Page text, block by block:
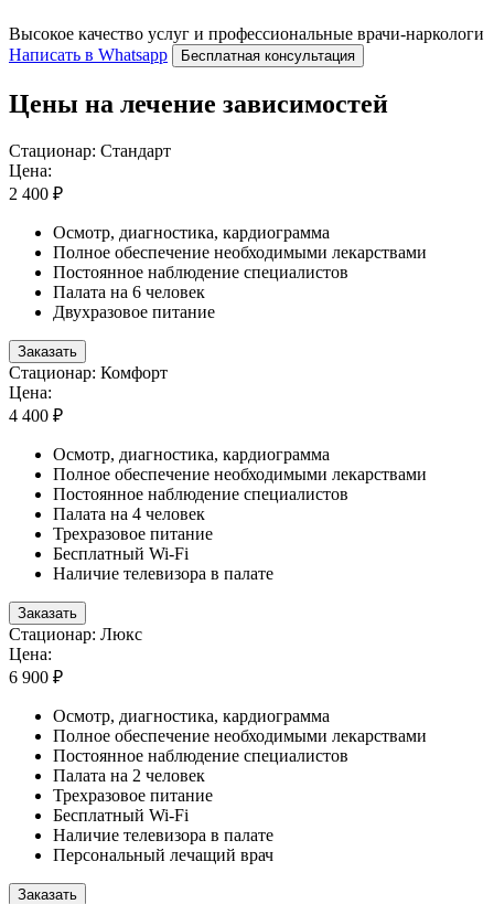
Высокое качество услуг и профессиональные врачи-наркологи
Написать в Whatsapp
Бесплатная консультация
Цены на лечение зависимостей
Стационар: Стандарт
Цена:
2 400 ₽
Осмотр, диагностика, кардиограмма
Полное обеспечение необходимыми лекарствами
Постоянное наблюдение специалистов
Палата на 6 человек
Двухразовое питание
Заказать
Стационар: Комфорт
Цена:
4 400 ₽
Осмотр, диагностика, кардиограмма
Полное обеспечение необходимыми лекарствами
Постоянное наблюдение специалистов
Палата на 4 человек
Трехразовое питание
Бесплатный Wi-Fi
Наличие телевизора в палате
Заказать
Стационар: Люкс
Цена:
6 900 ₽
Осмотр, диагностика, кардиограмма
Полное обеспечение необходимыми лекарствами
Постоянное наблюдение специалистов
Палата на 2 человек
Трехразовое питание
Бесплатный Wi-Fi
Наличие телевизора в палате
Персональный лечащий врач
Заказать